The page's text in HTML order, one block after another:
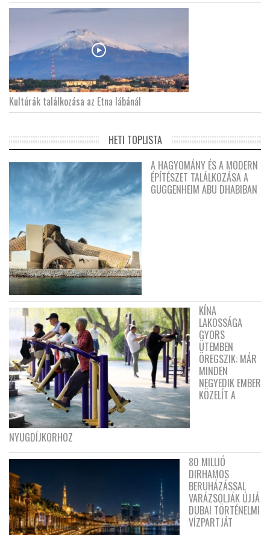
Kultúrák találkozása az Etna lábánál
HETI TOPLISTA
A HAGYOMÁNY ÉS A MODERN
ÉPÍTÉSZET TALÁLKOZÁSA A
GUGGENHEIM ABU DHABIBAN
KÍNA
LAKOSSÁGA
GYORS
ÜTEMBEN
ÖREGSZIK: MÁR
MINDEN
NEGYEDIK EMBER
KÖZELÍT A
NYUGDÍJKORHOZ
80 MILLIÓ
DIRHAMOS
BERUHÁZÁSSAL
VARÁZSOLJÁK ÚJJÁ
DUBAI TÖRTÉNELMI
VÍZPARTJÁT